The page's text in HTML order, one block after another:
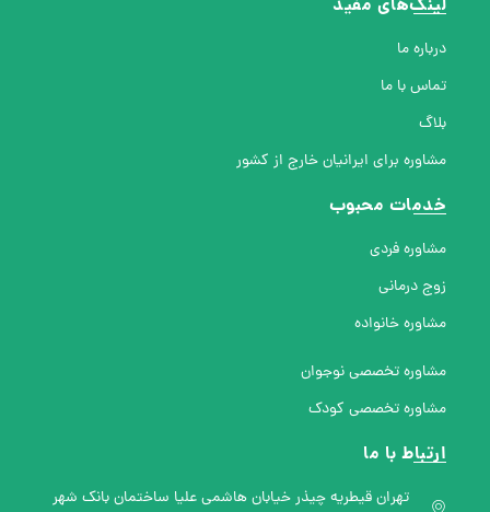
لینک‌های مفید
درباره ما
تماس با ما
بلاگ
مشاوره برای ایرانیان خارج از کشور
خدمات محبوب
مشاوره فردی
زوج درمانی
مشاوره خانواده
مشاوره تخصصی نوجوان
مشاوره تخصصی کودک
ارتباط با ما
تهران قیطریه چیذر خیابان هاشمی علیا ساختمان بانک شهر